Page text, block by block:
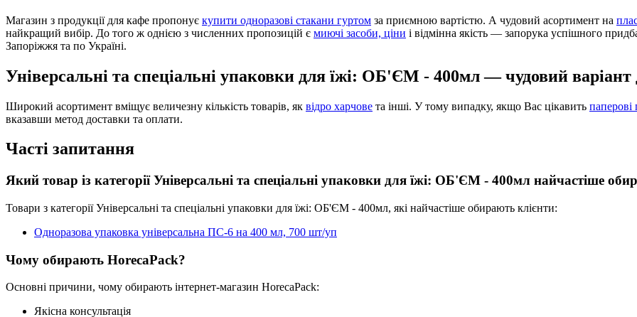
Магазин з продукції для кафе пропонує купити одноразові стакани гуртом за приємною вартістю. А чудовий асортимент на
найкращий вибір. До того ж однією з численних пропозицій є миючі засоби, ціни і відмінна якість — запорука успішного
Запоріжжя та по Україні.
Універсальні та спеціальні упаковки для їжі: ОБ'ЄМ - 400мл — чудовий
Широкий асортимент вміщує величезну кількість товарів, як відро харчове та інші. У тому випадку, якщо Вас цікавить паперові
вказавши метод доставки та оплати.
Часті запитання
Який товар із категорії Універсальні та спеціальні упаковки для їжі: ОБ'ЄМ - 400мл найчастіше
Товари з категорії Універсальні та спеціальні упаковки для їжі: ОБ'ЄМ - 400мл, які найчастіше обирають клієнти:
Одноразова упаковка універсальна ПС-6 на 400 мл, 700 шт/уп
Чому обирають HorecaPack?
Основні причини, чому обирають інтернет-магазин HorecaPack:
Якісна консультація